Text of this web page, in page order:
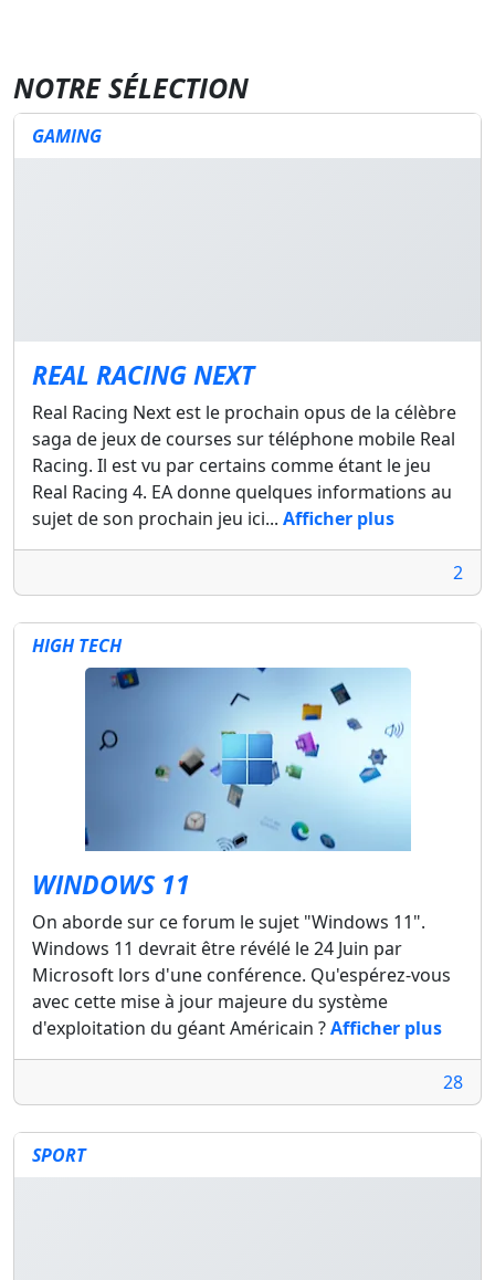
NOTRE SÉLECTION
GAMING
REAL RACING NEXT
Real Racing Next est le prochain opus de la célèbre
saga de jeux de courses sur téléphone mobile Real
Racing. Il est vu par certains comme étant le jeu
Real Racing 4. EA donne quelques informations au
sujet de son prochain jeu ici... Afficher plus
2
HIGH TECH
WINDOWS 11
On aborde sur ce forum le sujet "Windows 11".
Windows 11 devrait être révélé le 24 Juin par
Microsoft lors d'une conférence. Qu'espérez-vous
avec cette mise à jour majeure du système
d'exploitation du géant Américain ?Afficher plus
28
SPORT